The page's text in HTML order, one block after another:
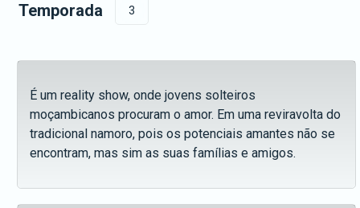
Temporada 3
É um reality show, onde jovens solteiros
moçambicanos procuram o amor. Em uma reviravolta do
tradicional namoro, pois os potenciais amantes não se
encontram, mas sim as suas famílias e amigos.